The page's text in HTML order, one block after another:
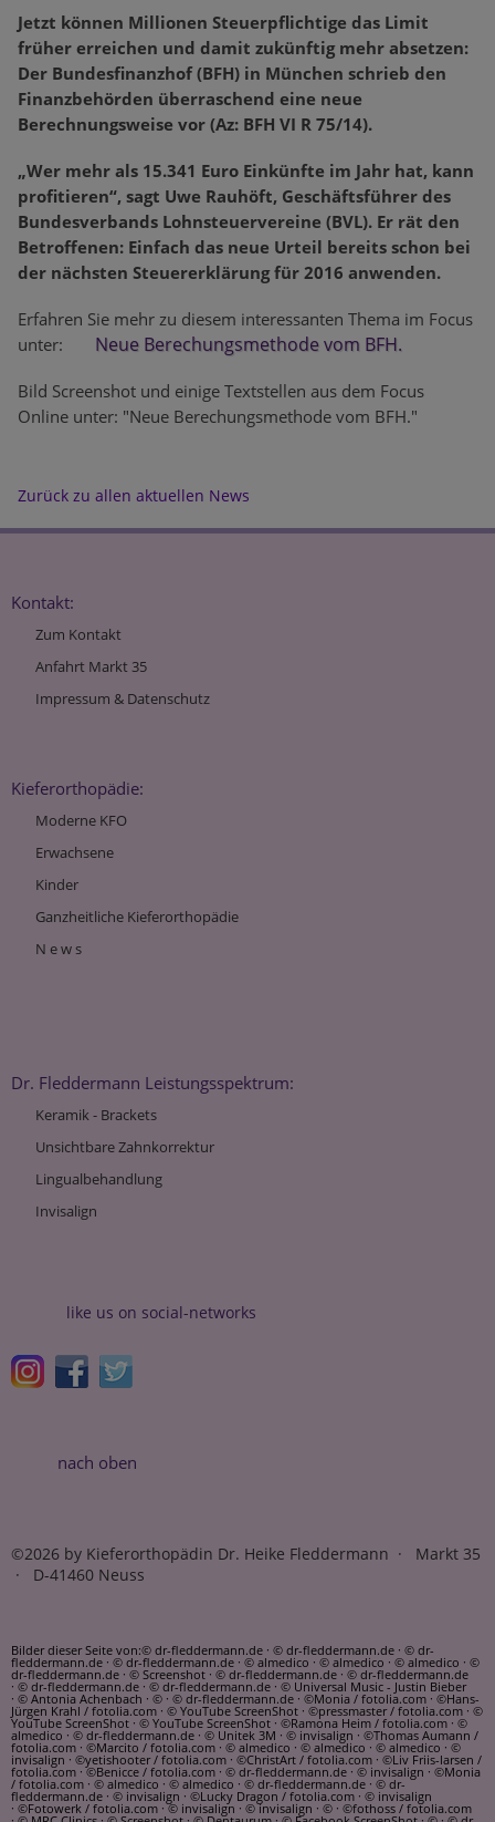
Jetzt können Millionen Steuerpflichtige das Limit
früher erreichen und damit zukünftig mehr absetzen:
Der Bundesfinanzhof (BFH) in München schrieb den
Finanzbehörden überraschend eine neue
Berechnungsweise vor (Az: BFH VI R 75/14).
„Wer mehr als 15.341 Euro Einkünfte im Jahr hat, kann
profitieren“, sagt Uwe Rauhöft, Geschäftsführer des
Bundesverbands Lohnsteuervereine (BVL). Er rät den
Betroffenen: Einfach das neue Urteil bereits schon bei
der nächsten Steuererklärung für 2016 anwenden.
Erfahren Sie mehr zu diesem interessanten Thema im Focus
unter:
Neue Berechungsmethode vom BFH.
Bild Screenshot und einige Textstellen aus dem Focus
Online unter: "Neue Berechungsmethode vom BFH."
Zurück zu allen aktuellen News
Kontakt:
Zum Kontakt
Anfahrt Markt 35
Impressum & Datenschutz
Kieferorthopädie:
Moderne KFO
Erwachsene
Kinder
Ganzheitliche Kieferorthopädie
N e w s
Dr. Fleddermann Leistungsspektrum:
Keramik - Brackets
Unsichtbare Zahnkorrektur
Lingualbehandlung
Invisalign
like us on social-networks
nach oben
©2026 by Kieferorthopädin Dr. Heike Fleddermann · Markt 35
· D-41460 Neuss
Bilder dieser Seite von:© dr-fleddermann.de · © dr-fleddermann.de · © dr-
fleddermann.de · © dr-fleddermann.de · © almedico · © almedico · © almedico · ©
dr-fleddermann.de · © Screenshot · © dr-fleddermann.de · © dr-fleddermann.de
· © dr-fleddermann.de · © dr-fleddermann.de · © Universal Music - Justin Bieber
· © Antonia Achenbach · © · © dr-fleddermann.de · ©Monia / fotolia.com · ©Hans-
Jürgen Krahl / fotolia.com · © YouTube ScreenShot · ©pressmaster / fotolia.com · ©
YouTube ScreenShot · © YouTube ScreenShot · ©Ramona Heim / fotolia.com · ©
almedico · © dr-fleddermann.de · © Unitek 3M · © invisalign · ©Thomas Aumann /
fotolia.com · ©Marcito / fotolia.com · © almedico · © almedico · © almedico · ©
invisalign · ©yetishooter / fotolia.com · ©ChristArt / fotolia.com · ©Liv Friis-larsen /
fotolia.com · ©Benicce / fotolia.com · © dr-fleddermann.de · © invisalign · ©Monia
/ fotolia.com · © almedico · © almedico · © dr-fleddermann.de · © dr-
fleddermann.de · © invisalign · ©Lucky Dragon / fotolia.com · © invisalign
· ©Fotowerk / fotolia.com · © invisalign · © invisalign · © · ©fothoss / fotolia.com